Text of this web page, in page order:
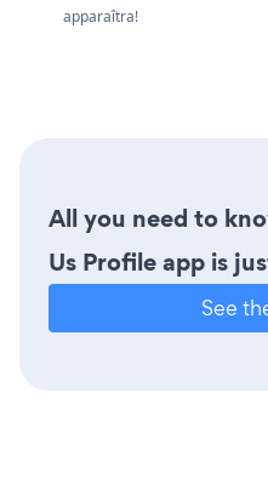
apparaîtra!
All you need to
Us Profile app is
See